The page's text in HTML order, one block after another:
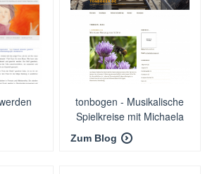
tonbogen - Musikalische
Spielkreise mit Michaela
Reich
Zum Blog